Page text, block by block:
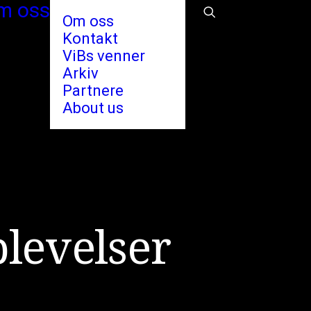
oss
Om oss
Kontakt
ViBs venner
Arkiv
Partnere
About us
levelser